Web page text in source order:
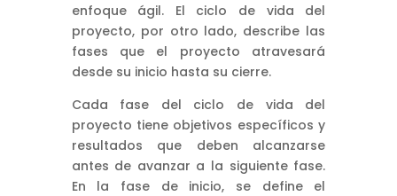
enfoque ágil. El ciclo de vida del
proyecto, por otro lado, describe las
fases que el proyecto atravesará
desde su inicio hasta su cierre.
Cada fase del ciclo de vida del
proyecto tiene objetivos específicos y
resultados que deben alcanzarse
antes de avanzar a la siguiente fase.
En la fase de inicio, se define el